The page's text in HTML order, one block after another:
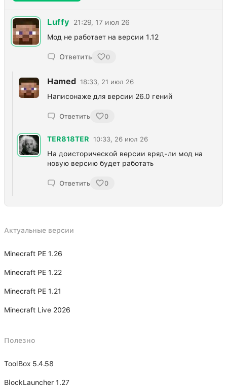
Luffy
21:29, 17 июл 26
Мод не работает на версии 1.12
Ответить 0
Hamed 18:33, 21 июл 26
Написонаже для версии 26.0 гений
Ответить 0
TER818TER 10:33, 26 июл 26
На доисторической версии вряд-ли мод на
новую версию будет работать
Ответить 0
Актуальные версии
Minecraft PE 1.26
Minecraft PE 1.22
Minecraft PE 1.21
Minecraft Live 2026
Полезно
ToolBox 5.4.58
BlockLauncher 1.27